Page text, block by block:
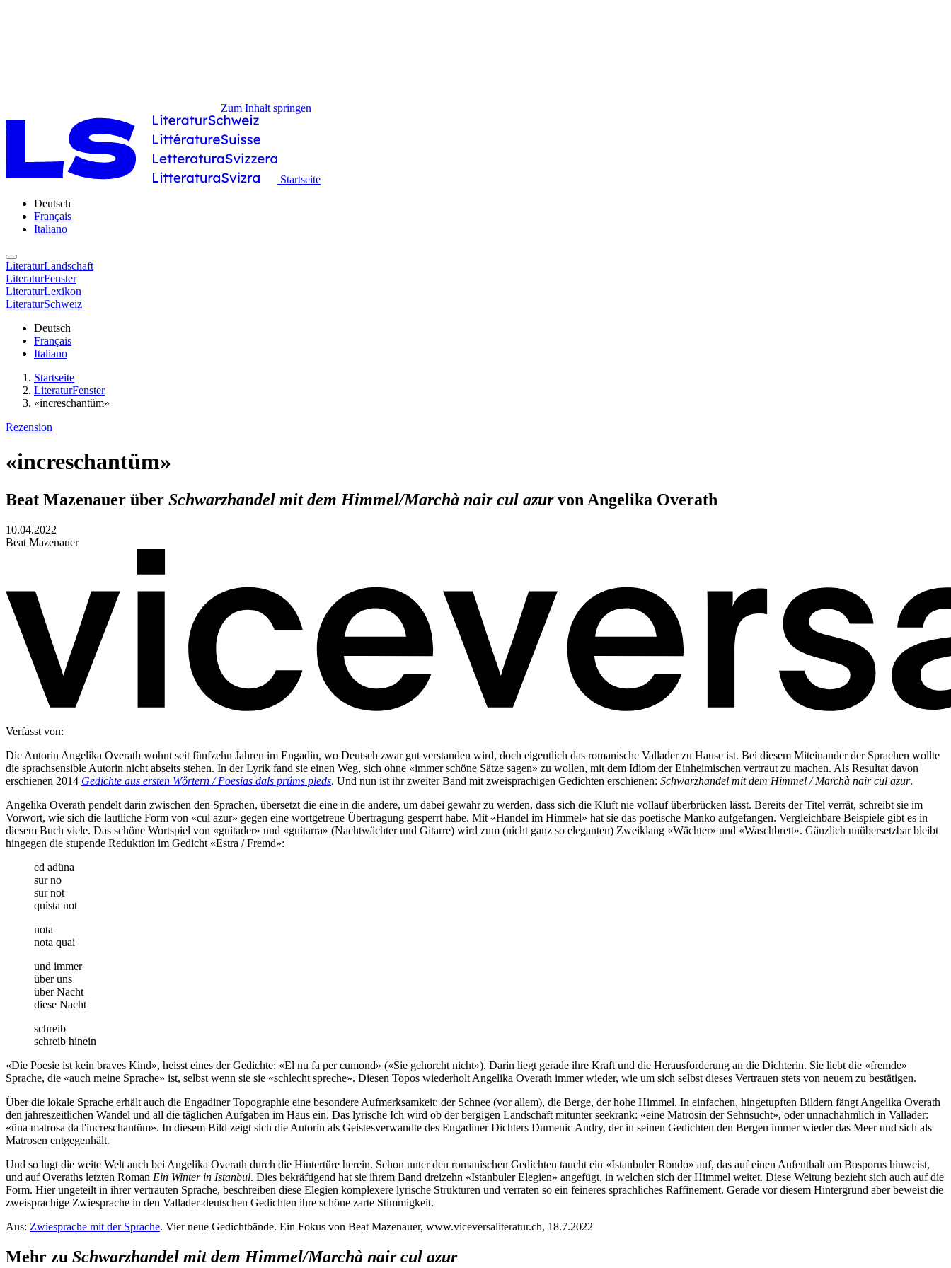
Zum Inhalt springen
Startseite
Deutsch
Français
Italiano
LiteraturLandschaft
LiteraturFenster
LiteraturLexikon
LiteraturSchweiz
Deutsch
Français
Italiano
Startseite
LiteraturFenster
«increschantüm»
Rezension
«increschantüm»
Beat Mazenauer über Schwarzhandel mit dem Himmel/Marchà nair cul azurvon Angelika Overath
10.04.2022
Beat Mazenauer
Verfasst von:
Die Autorin Angelika Overath wohnt seit fünfzehn Jahren im Engadin, wo Deutsch zwar gut verstanden wird, doch eigentlich das romanische Vallader zu Hause ist. Bei diesem Miteinander der Sprachen wollte
die sprachsensible Autorin nicht abseits stehen. In der Lyrik fand sie einen Weg, sich ohne «immer schöne Sätze sagen» zu wollen, mit dem Idiom der Einheimischen vertraut zu machen. Als Resultat davon
erschienen 2014 Gedichte aus ersten Wörtern / Poesias dals prüms pleds. Und nun ist ihr zweiter Band mit zweisprachigen Gedichten erschienen: Schwarzhandel mit dem Himmel / Marchà nair cul azur.
Angelika Overath pendelt darin zwischen den Sprachen, übersetzt die eine in die andere, um dabei gewahr zu werden, dass sich die Kluft nie vollauf überbrücken lässt. Bereits der Titel verrät, schreibt sie im
Vorwort, wie sich die lautliche Form von «cul azur» gegen eine wortgetreue Übertragung gesperrt habe. Mit «Handel im Himmel» hat sie das poetische Manko aufgefangen. Vergleichbare Beispiele gibt es in
diesem Buch viele. Das schöne Wortspiel von «guitader» und «guitarra» (Nachtwächter und Gitarre) wird zum (nicht ganz so eleganten) Zweiklang «Wächter» und «Waschbrett». Gänzlich unübersetzbar bleibt
hingegen die stupende Reduktion im Gedicht «Estra / Fremd»:
ed adüna
sur no
sur not
quista not
nota
nota quai
und immer
über uns
über Nacht
diese Nacht
schreib
schreib hinein
«Die Poesie ist kein braves Kind», heisst eines der Gedichte: «El nu fa per cumond» («Sie gehorcht nicht»). Darin liegt gerade ihre Kraft und die Herausforderung an die Dichterin. Sie liebt die «fremde»
Sprache, die «auch meine Sprache» ist, selbst wenn sie sie «schlecht spreche». Diesen Topos wiederholt Angelika Overath immer wieder, wie um sich selbst dieses Vertrauen stets von neuem zu bestätigen.
Über die lokale Sprache erhält auch die Engadiner Topographie eine besondere Aufmerksamkeit: der Schnee (vor allem), die Berge, der hohe Himmel. In einfachen, hingetupften Bildern fängt Angelika Overath
den jahreszeitlichen Wandel und all die täglichen Aufgaben im Haus ein. Das lyrische Ich wird ob der bergigen Landschaft mitunter seekrank: «eine Matrosin der Sehnsucht», oder unnachahmlich in Vallader:
«üna matrosa da l'increschantüm». In diesem Bild zeigt sich die Autorin als Geistesverwandte des Engadiner Dichters Dumenic Andry, der in seinen Gedichten den Bergen immer wieder das Meer und sich als
Matrosen entgegenhält.
Und so lugt die weite Welt auch bei Angelika Overath durch die Hintertüre herein. Schon unter den romanischen Gedichten taucht ein «Istanbuler Rondo» auf, das auf einen Aufenthalt am Bosporus hinweist,
und auf Overaths letzten Roman Ein Winter in Istanbul. Dies bekräftigend hat sie ihrem Band dreizehn «Istanbuler Elegien» angefügt, in welchen sich der Himmel weitet. Diese Weitung bezieht sich auch auf die
Form. Hier ungeteilt in ihrer vertrauten Sprache, beschreiben diese Elegien komplexere lyrische Strukturen und verraten so ein feineres sprachliches Raffinement. Gerade vor diesem Hintergrund aber beweist die
zweisprachige Zwiesprache in den Vallader-deutschen Gedichten ihre schöne zarte Stimmigkeit.
Aus: Zwiesprache mit der Sprache. Vier neue Gedichtbände. Ein Fokus von Beat Mazenauer, www.viceversaliteratur.ch, 18.7.2022
Mehr zu Schwarzhandel mit dem Himmel/Marchà nair cul azur